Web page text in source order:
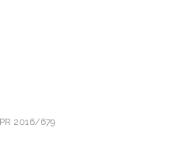
2016/679